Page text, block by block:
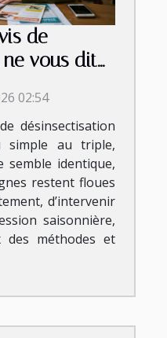
de
ne vous dit
02:54
désinsectisation
simple au triple,
identique,
restent floues
d’intervenir
saisonnière,
des méthodes et